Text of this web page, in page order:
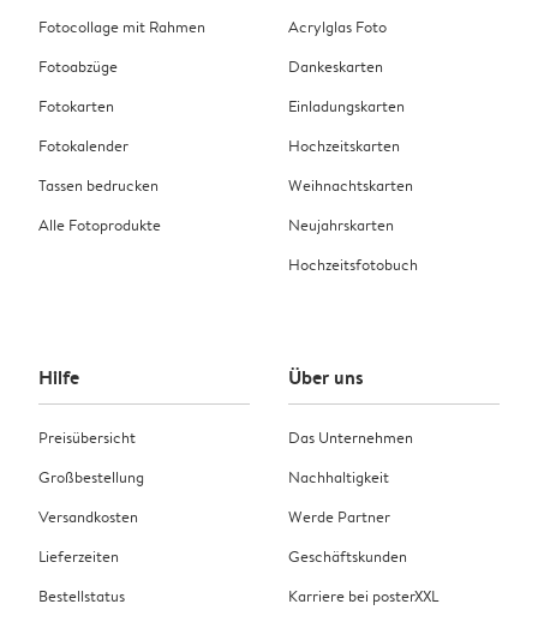
Fotocollage mit Rahmen
Fotoabzüge
Fotokarten
Fotokalender
Tassen bedrucken
Alle Fotoprodukte
Acrylglas Foto
Dankeskarten
Einladungskarten
Hochzeitskarten
Weihnachtskarten
Neujahrskarten
Hochzeitsfotobuch
Hilfe
Preisübersicht
Großbestellung
Versandkosten
Lieferzeiten
Bestellstatus
Über uns
Das Unternehmen
Nachhaltigkeit
Werde Partner
Geschäftskunden
Karriere bei posterXXL